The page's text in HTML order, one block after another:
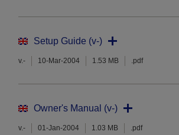
Setup Guide (v-)
v.- 10-Mar-2004 1.53 MB .pdf
Owner's Manual (v-)
v.- 01-Jan-2004 1.03 MB .pdf